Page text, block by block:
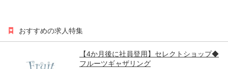
おすすめの求人特集
【4か月後に社員登用】セレクトショップ◆
フルーツギャザリング